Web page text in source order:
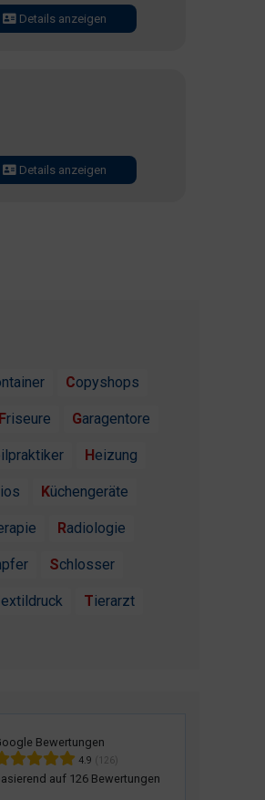
Details anzeigen
Details anzeigen
Copyshops
Friseure Garagentore
Heizung
Küchengeräte
Radiologie
Schlosser
Textildruck Tierarzt
Bewertungen
4.9 (126)
auf 126 Bewertungen